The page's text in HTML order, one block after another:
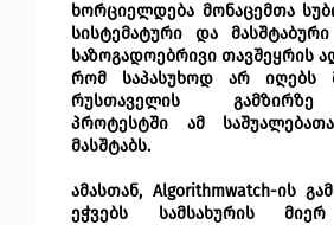
ხორციელდება მონაცემთა
სისტემატური და
საზოგადოებრივი თავშეყრის
რომ საპასუხოდ არ იღებს
რუსთაველის გამზირზე
პროტესტში ამ
მასშტაბს.
ამასთან, Algorithmwatch-ის
ეჭვებს სამსახურის